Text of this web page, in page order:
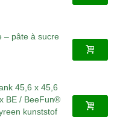
– pâte à sucre
45,6 x 45,6
BE / BeeFun®
kunststof